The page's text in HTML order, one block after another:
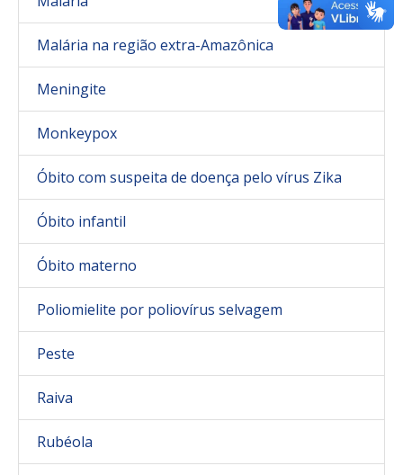
Malária na região extra-Amazônica
Meningite
Monkeypox
Óbito com suspeita de doença pelo vírus Zika
Óbito infantil
Óbito materno
Poliomielite por poliovírus selvagem
Peste
Raiva
Rubéola